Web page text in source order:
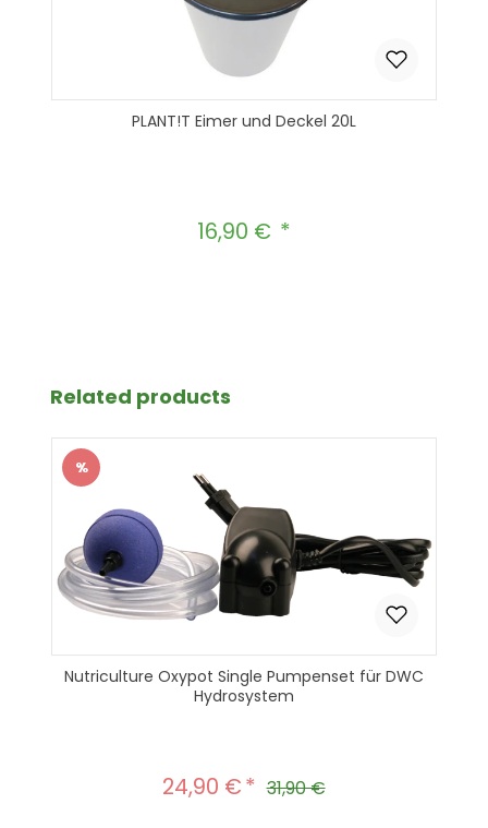
PLANT!T Eimer und Deckel 20L
Regulärer Preis:
16,90 €
Produktgalerie überspringen
Related products
Rabatt
%
Nutriculture Oxypot Single Pumpenset für DWC
Hydrosystem
Verkaufspreis:
24,90 € Regulärer Preis:
31,90 €